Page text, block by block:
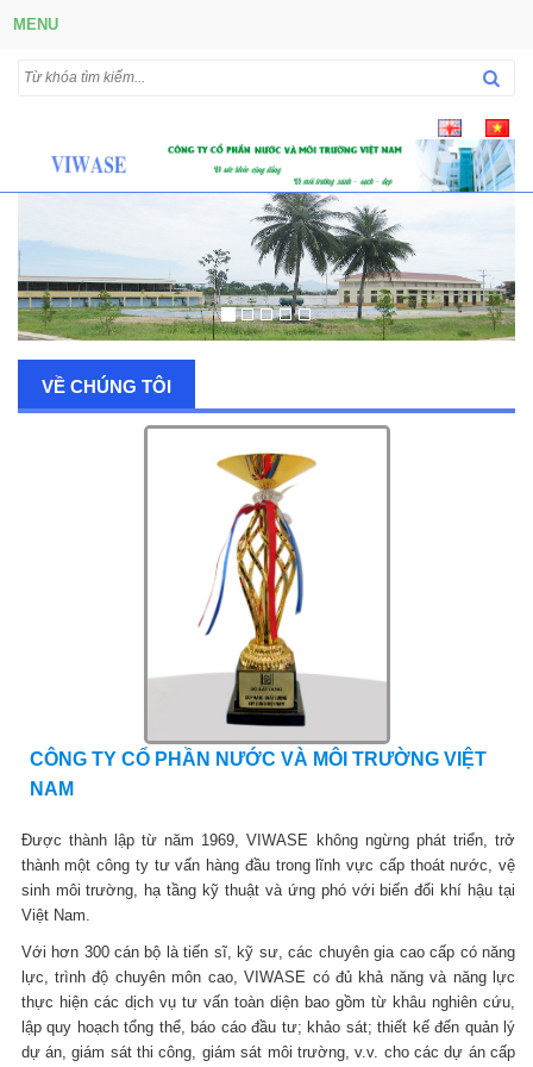
MENU
VỀ CHÚNG TÔI
CÔNG TY CỔ PHẦN NƯỚC VÀ MÔI TRƯỜNG VIỆT
NAM
Được thành lập từ năm 1969, VIWASE không ngừng phát triển, trở
thành một công ty tư vấn hàng đầu trong lĩnh vực cấp thoát nước, vệ
sinh môi trường, hạ tầng kỹ thuật và ứng phó với biến đổi khí hậu tại
Việt Nam.
Với hơn 300 cán bộ là tiến sĩ, kỹ sư, các chuyên gia cao cấp có năng
lực, trình độ chuyên môn cao, VIWASE có đủ khả năng và năng lực
thực hiện các dịch vụ tư vấn toàn diện bao gồm từ khâu nghiên cứu,
lập quy hoạch tổng thể, báo cáo đầu tư; khảo sát; thiết kế đến quản lý
dự án, giám sát thi công, giám sát môi trường, v.v. cho các dự án cấp